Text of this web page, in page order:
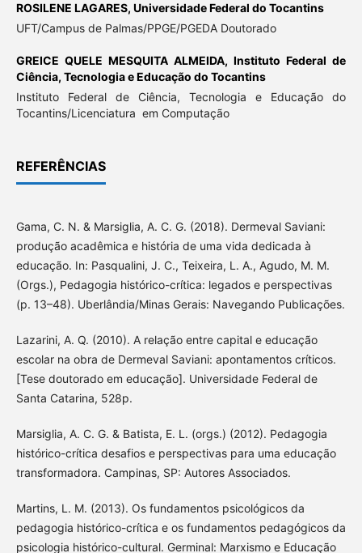
ROSILENE LAGARES, Universidade Federal do Tocantins
UFT/Campus de Palmas/PPGE/PGEDA Doutorado
GREICE QUELE MESQUITA ALMEIDA,Instituto Federal de
Ciência, Tecnologia e Educação do Tocantins
Instituto Federal de Ciência, Tecnologia e Educação do
Tocantins/Licenciatura em Computação
REFERÊNCIAS
Gama, C. N. & Marsiglia, A. C. G. (2018). Dermeval Saviani:
produção acadêmica e história de uma vida dedicada à
educação. In: Pasqualini, J. C., Teixeira, L. A., Agudo, M. M.
(Orgs.), Pedagogia histórico-crítica: legados e perspectivas
(p. 13–48). Uberlândia/Minas Gerais: Navegando Publicações.
Lazarini, A. Q. (2010). A relação entre capital e educação
escolar na obra de Dermeval Saviani: apontamentos críticos.
[Tese doutorado em educação]. Universidade Federal de
Santa Catarina, 528p.
Marsiglia, A. C. G. & Batista, E. L. (orgs.) (2012). Pedagogia
histórico-crítica desafios e perspectivas para uma educação
transformadora. Campinas, SP: Autores Associados.
Martins, L. M. (2013). Os fundamentos psicológicos da
pedagogia histórico-crítica e os fundamentos pedagógicos da
psicologia histórico-cultural. Germinal: Marxismo e Educação